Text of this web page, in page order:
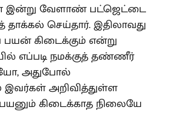
இன்று வேளாண் பட்ஜெட்டை
செய்தார். இதிலாவது
பயன் கிடைக்கும் என்று
எப்படி நமக்குத் தண்ணீர்
அதுபோல்
இவர்கள் அறிவித்துள்ள
கிடைக்காத நிலையே